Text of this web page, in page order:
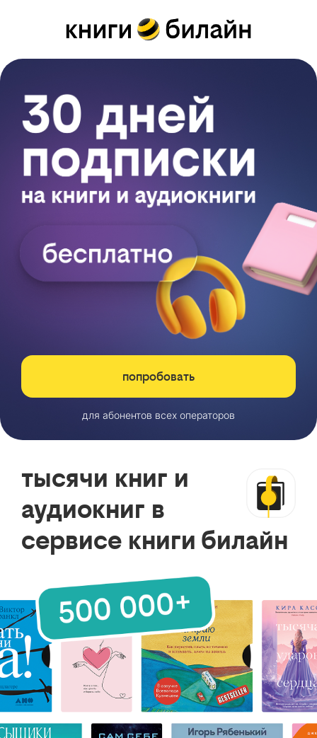
попробовать
для абонентов всех операторов
тысячи книг и
аудиокниг в
сервисе книги билайн